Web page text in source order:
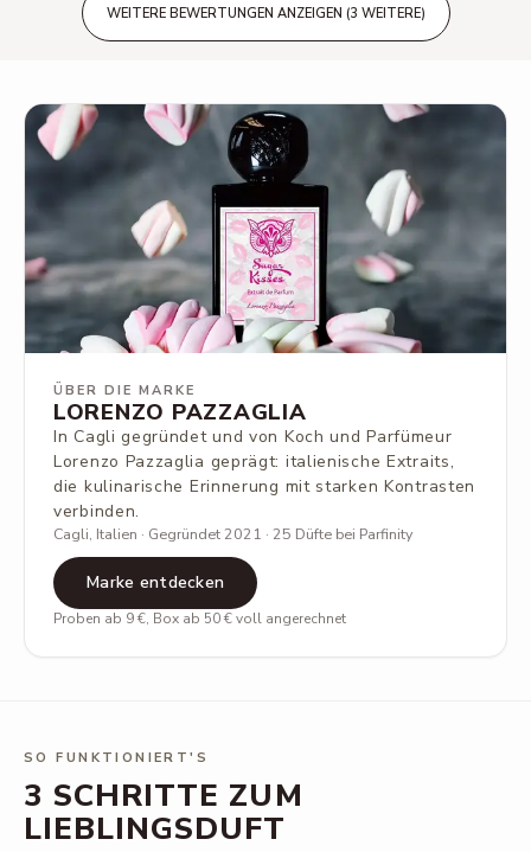
WEITERE BEWERTUNGEN ANZEIGEN (3 WEITERE)
ÜBER DIE MARKE
LORENZO PAZZAGLIA
In Cagli gegründet und von Koch und Parfümeur
Lorenzo Pazzaglia geprägt: italienische Extraits,
die kulinarische Erinnerung mit starken Kontrasten
verbinden.
Cagli, Italien · Gegründet 2021 · 25 Düfte bei Parfinity
Marke entdecken
Proben ab 9 €, Box ab 50 € voll angerechnet
SO FUNKTIONIERT'S
3 SCHRITTE ZUM
LIEBLINGSDUFT